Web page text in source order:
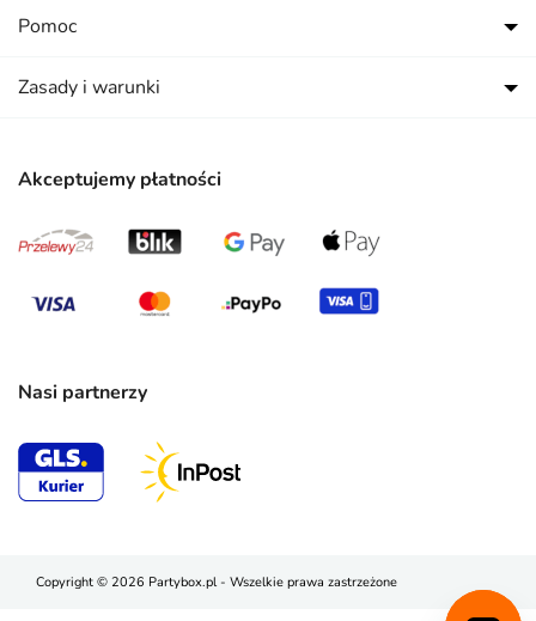
Akceptujemy płatności
Nasi partnerzy
Pomoc
Zasady i warunki
Copyright © 2026 Partybox.pl - Wszelkie prawa zastrzeżone